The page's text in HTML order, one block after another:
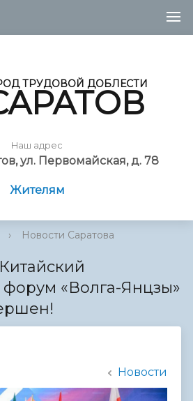
ТРУДОВОЙ ДОБЛЕСТИ
Наш адрес
ул. Первомайская, д. 78
Жителям
› Новости Саратова
«Волга-Янцзы»
Новости